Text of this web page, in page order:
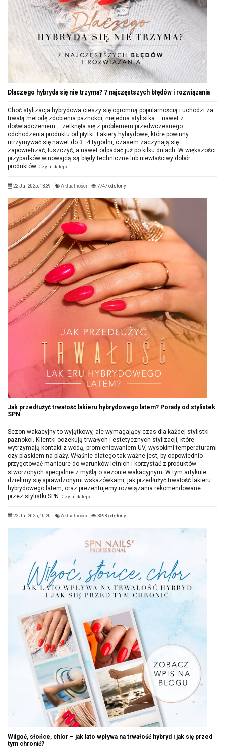
Dlaczego hybryda się nie trzyma? 7 najczęstszych błędów i rozwiązania
Choć stylizacja hybrydowa cieszy się ogromną popularnością i uchodzi za
trwałą metodę zdobienia paznokci, niejedna stylistka – nawet z
doświadczeniem – zetknęła się z problemem przedwczesnego
odchodzenia produktu od płytki. Lakiery hybrydowe, które powinny
utrzymywać się nawet do 3–4 tygodni, czasem zaczynają się
zapowietrzać, łuszczyć, a nawet odpadać już po kilku dniach. W większości
przypadków winowajcą są błędy techniczne lub niewłaściwy dobór
produktów. Czytaj dalej
22 Jul 2025, 13:39 Aktualności 7747 odsłony
Jak przedłużyć trwałość lakieru hybrydowego latem? Porady od stylistek
SPN
Sezon wakacyjny to wyjątkowy, ale wymagający czas dla każdej stylistki
paznokci. Klientki oczekują trwałych i estetycznych stylizacji, które
wytrzymają kontakt z wodą, promieniowaniem UV, wysokimi temperaturami
czy piaskiem na plaży. Właśnie dlatego tak ważne jest, by odpowiednio
przygotować manicure do warunków letnich i korzystać z produktów
stworzonych specjalnie z myślą o sezonie wakacyjnym. W tym artykule
dzielimy się sprawdzonymi wskazówkami, jak przedłużyć trwałość lakieru
hybrydowego latem, oraz prezentujemy rozwiązania rekomendowane
przez stylistki SPN. Czytaj dalej
22 Jul 2025, 10:20 Aktualności 3598 odsłony
Wilgoć, słońce, chlor – jak lato wpływa na trwałość hybryd i jak się przed
tym chronić?